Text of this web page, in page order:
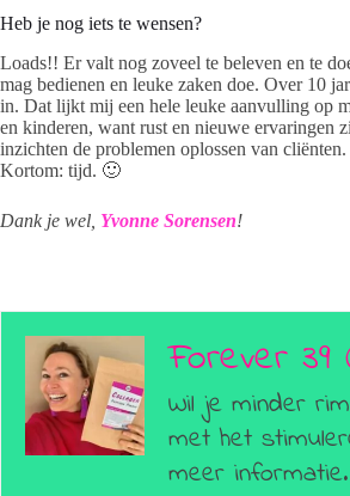
Heb je nog iets te wensen?
Loads!! Er valt nog zoveel te beleven en te
mag bedienen en leuke zaken doe. Over 10
in. Dat lijkt mij een hele leuke aanvulling op
en kinderen, want rust en nieuwe ervaringen
inzichten de problemen oplossen van
Kortom: tijd. 🙂
Dank je wel, Yvonne Sorensen!
Forever 39
Wil je minder
met het
meer informatie.